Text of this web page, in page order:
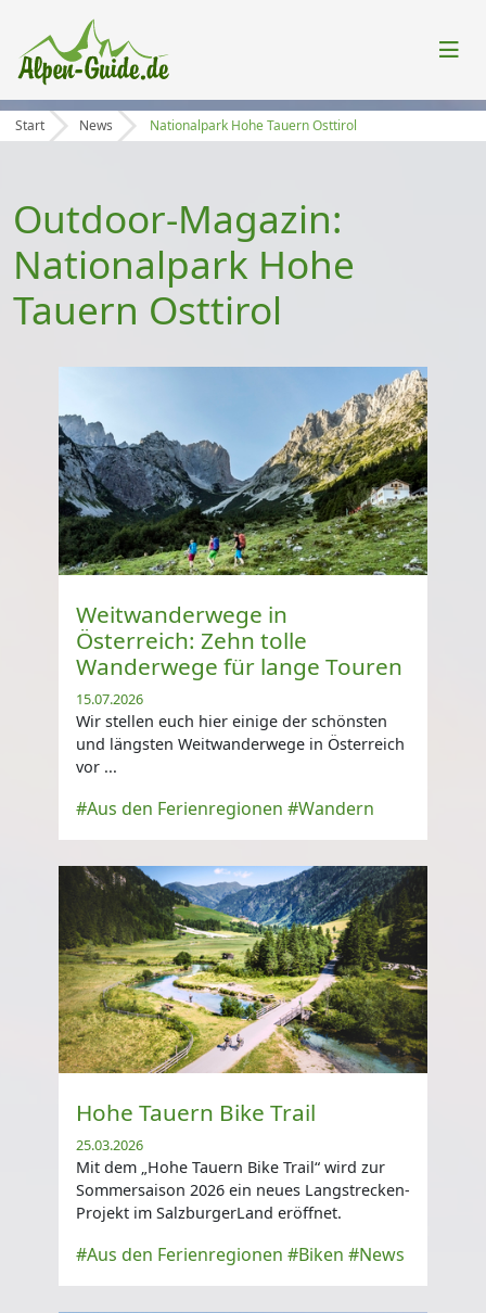
Start News Nationalpark Hohe Tauern Osttirol
Outdoor-Magazin:
Nationalpark Hohe
Tauern Osttirol
Weitwanderwege in
Österreich: Zehn tolle
Wanderwege für lange Touren
15.07.2026
Wir stellen euch hier einige der schönsten
und längsten Weitwanderwege in Österreich
vor ...
#Aus den Ferienregionen #Wandern
Hohe Tauern Bike Trail
25.03.2026
Mit dem „Hohe Tauern Bike Trail“ wird zur
Sommersaison 2026 ein neues Langstrecken-
Projekt im SalzburgerLand eröffnet.
#Aus den Ferienregionen #Biken #News